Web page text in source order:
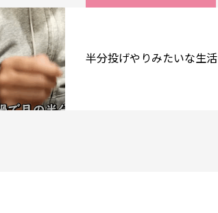
半分投げやりみたいな生活